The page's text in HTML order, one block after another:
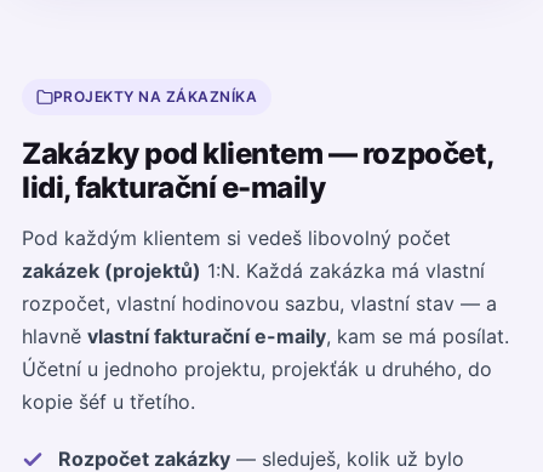
PROJEKTY NA ZÁKAZNÍKA
Zakázky pod klientem — rozpočet,
lidi, fakturační e-maily
Pod každým klientem si vedeš libovolný počet
zakázek (projektů) 1:N. Každá zakázka má vlastní
rozpočet, vlastní hodinovou sazbu, vlastní stav — a
hlavně vlastní fakturační e-maily, kam se má posílat.
Účetní u jednoho projektu, projekťák u druhého, do
kopie šéf u třetího.
Rozpočet zakázky — sleduješ, kolik už bylo